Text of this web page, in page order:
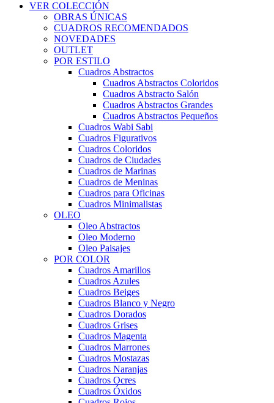
VER COLECCIÓN
OBRAS ÚNICAS
CUADROS RECOMENDADOS
NOVEDADES
OUTLET
POR ESTILO
Cuadros Abstractos
Cuadros Abstractos Coloridos
Cuadros Abstracto Salón
Cuadros Abstractos Grandes
Cuadros Abstractos Pequeños
Cuadros Wabi Sabi
Cuadros Figurativos
Cuadros Coloridos
Cuadros de Ciudades
Cuadros de Marinas
Cuadros de Meninas
Cuadros para Oficinas
Cuadros Minimalistas
OLEO
Oleo Abstractos
Oleo Moderno
Oleo Paisajes
POR COLOR
Cuadros Amarillos
Cuadros Azules
Cuadros Beiges
Cuadros Blanco y Negro
Cuadros Dorados
Cuadros Grises
Cuadros Magenta
Cuadros Marrones
Cuadros Mostazas
Cuadros Naranjas
Cuadros Ocres
Cuadros Óxidos